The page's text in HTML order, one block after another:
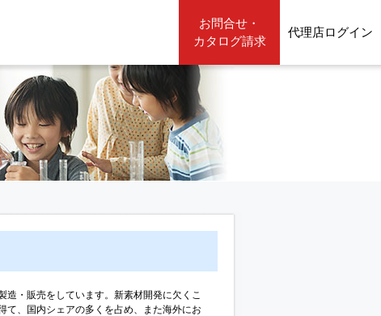
お問合せ・
カタログ請求
代理店ログイン
造・販売をしています。新素材開発に欠くこ
て、国内シェアの多くを占め、また海外にお